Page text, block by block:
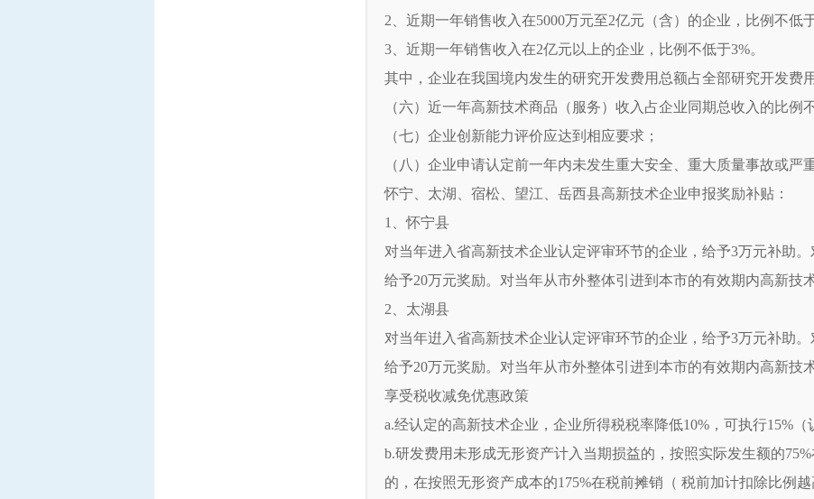
2、近期一年销售收入在5000万元至2亿元（含）的企业，比例不低于
3、近期一年销售收入在2亿元以上的企业，比例不低于3%。
其中，企业在我国境内发生的研究开发费用总额占全部研究开发费
（六）近一年高新技术商品（服务）收入占企业同期总收入的比例
（七）企业创新能力评价应达到相应要求；
（八）企业申请认定前一年内未发生重大安全、重大质量事故或严
怀宁、太湖、宿松、望江、岳西县高新技术企业申报奖励补贴：
1、怀宁县
对当年进入省高新技术企业认定评审环节的企业，给予3万元补助
给予20万元奖励。对当年从市外整体引进到本市的有效期内高新技
2、太湖县
对当年逬入省高新技术企业认定评审环节的企业，给予3万元补助
给予20万元奖励。对当年从市外整体引进到本市的有效期内高新技
享受税收减免优惠政策
a.经认定的高新技术企业，企业所得税税率降低10%，可执行15%（
b.研发费用未形成无形资产计入当期损益的，按照实际发生额的
的，在按照无形资产成本的175%在税前摊销（ 税前加计扣除比例